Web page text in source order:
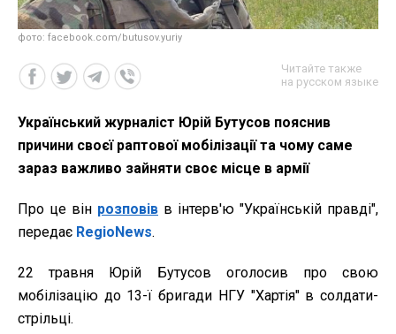
фото: facebook.com/butusov.yuriy
Читайте также
на русском языке
Український журналіст Юрій Бутусов пояснив
причини своєї раптової мобілізації та чому саме
зараз важливо зайняти своє місце в армії
Про це він розповів в інтерв'ю "Українській правді",
передає RegioNews.
22 травня Юрій Бутусов оголосив про свою
мобілізацію до 13-ї бригади НГУ "Хартія" в солдати-
стрільці.